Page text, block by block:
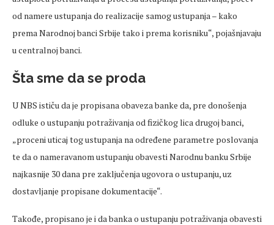
od namere ustupanja do realizacije samog ustupanja – kako
prema Narodnoj banci Srbije tako i prema korisniku“, pojašnjavaju
u centralnoj banci.
Šta sme da se proda
U NBS ističu da je propisana obaveza banke da, pre donošenja
odluke o ustupanju potraživanja od fizičkog lica drugoj banci,
„proceni uticaj tog ustupanja na određene parametre poslovanja
te da o nameravanom ustupanju obavesti Narodnu banku Srbije
najkasnije 30 dana pre zaključenja ugovora o ustupanju, uz
dostavljanje propisane dokumentacije“.
Takođe, propisano je i da banka o ustupanju potraživanja obavesti